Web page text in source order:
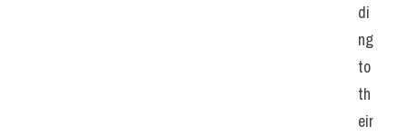
di
ng
to
th
eir